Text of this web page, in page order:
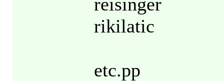
rikilatic
etc.pp